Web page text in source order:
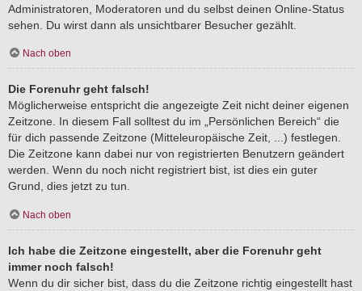
Administratoren, Moderatoren und du selbst deinen Online-Status
sehen. Du wirst dann als unsichtbarer Besucher gezählt.
Nach oben
Die Forenuhr geht falsch!
Möglicherweise entspricht die angezeigte Zeit nicht deiner eigenen
Zeitzone. In diesem Fall solltest du im „Persönlichen Bereich“ die
für dich passende Zeitzone (Mitteleuropäische Zeit, ...) festlegen.
Die Zeitzone kann dabei nur von registrierten Benutzern geändert
werden. Wenn du noch nicht registriert bist, ist dies ein guter
Grund, dies jetzt zu tun.
Nach oben
Ich habe die Zeitzone eingestellt, aber die Forenuhr geht
immer noch falsch!
Wenn du dir sicher bist, dass du die Zeitzone richtig eingestellt hast